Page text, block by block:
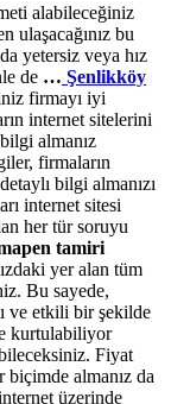
alabileceğiniz
ulaşacağınız bu
yetersiz veya hız
de … Şenlikköy
firmayı iyi
internet sitelerini
almanız
firmaların
bilgi almanızı
internet sitesi
her tür soruyu
tamiri
yer alan tüm
Bu sayede,
ve etkili bir şekilde
kurtulabiliyor
Fiyat
biçimde almanız da
üzerinde